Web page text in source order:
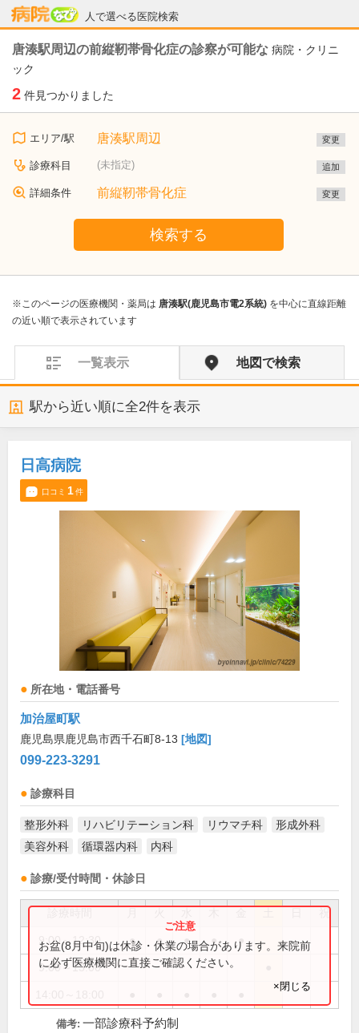
人で選べる医院検索
病院なび
唐湊駅周辺の前縦靭帯骨化症の診察が可能な 病院・クリニ
ック
2 件見つかりました
エリア/駅 唐湊駅周辺 変更
診療科目 (未指定) 追加
詳細条件 前縦靭帯骨化症 変更
検索する
※このページの医療機関・薬局は 唐湊駅(鹿児島市電2系統) を中心に直線距離
の近い順で表示されています
一覧表示 地図で検索
駅から近い順に全2件を表示
日高病院
口コミ 1件
所在地・電話番号
加治屋町駅
鹿児島県鹿児島市西千石町8-13 [地図]
099-223-3291
診療科目
整形外科 リハビリテーション科 リウマチ科
形成外科
美容外科
循環器内科 内科
診療/受付時間・休診日
祝
9:00～12:30 ● ● ● ● ●
9:00～13:00
お盆(8月中旬)は休診・休業の場合があります。来院前
に必ず医療機関に直接ご確認ください。
×閉じる
備考: 一部診療科予約制